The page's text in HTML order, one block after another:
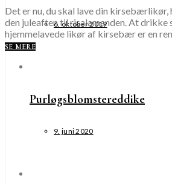
6. oktober 2019
Purløgsblomstereddike
9. juni 2020
Det er nu, du skal lave din kirsebærlikør,
den juleaften til risalamanden. At drikke
hjemmelavede likør af kirsebær er en
SE MERE